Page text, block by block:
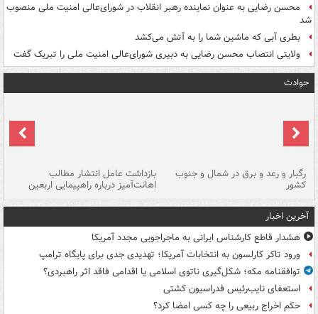
محسن رضایی به عنوان نماینده رهبر انقلاب در شورای‌عالی امنیت ملی منصوب
شد
بطری آبی که ماشین شما را به آتش می‌کشد
ولایتی انتصاب محسن رضایی به دبیری شورای‌عالی امنیت ملی را تبریک گفت
حوادث
رگبار و رعد و برق در شمال و جنوب
کشور
بازداشت عامل انتشار مطالب
اهانت‌آمیز درباره راهپیمایی اربعین
آخرین اخبار
هشدار قاطع کارشناس ایرانی به ماجراجویی مجدد آمریکا
ورود تاکر کارلسون به انتخابات آمریکا؛ تهدیدی جدی برای پایگاه ترامپ
توافقنامه مکه؛ شکل‌گیری ناتوی اسلامی یا اقدامی فاقد اثر راهبردی؟
استعفای نایب‌رئیس فدراسیون کشتی
حکم اخراج ربیعی را چه کسی امضا کرد؟